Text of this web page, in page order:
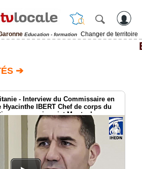
Education - formation
Changer de territoire
➔
- Interview du Commissaire en
Hyacinthe IBERT Chef de corps du
au commissariat Montauban